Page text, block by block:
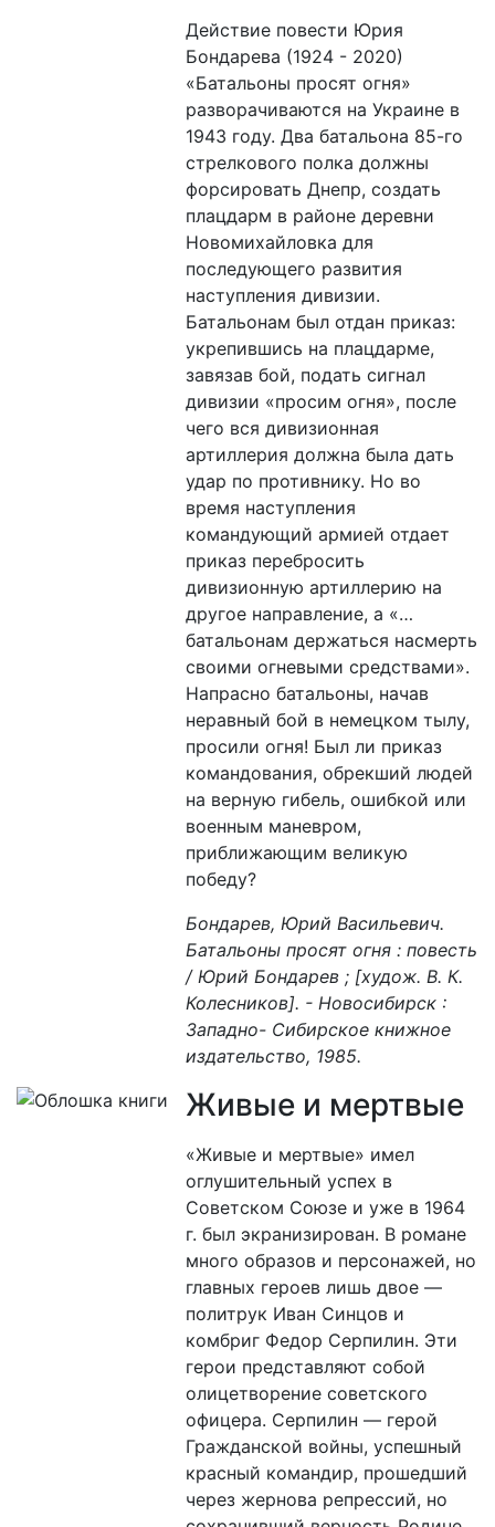
Действие повести Юрия
Бондарева (1924 - 2020)
«Батальоны просят огня»
разворачиваются на Украине в
1943 году. Два батальона 85-го
стрелкового полка должны
форсировать Днепр, создать
плацдарм в районе деревни
Новомихайловка для
последующего развития
наступления дивизии.
Батальонам был отдан приказ:
укрепившись на плацдарме,
завязав бой, подать сигнал
дивизии «просим огня», после
чего вся дивизионная
артиллерия должна была дать
удар по противнику. Но во
время наступления
командующий армией отдает
приказ перебросить
дивизионную артиллерию на
другое направление, а «…
батальонам держаться насмерть
своими огневыми средствами».
Напрасно батальоны, начав
неравный бой в немецком тылу,
просили огня! Был ли приказ
командования, обрекший людей
на верную гибель, ошибкой или
военным маневром,
приближающим великую
победу?
Бондарев, Юрий Васильевич.
Батальоны просят огня : повесть
/ Юрий Бондарев ; [худож. В. К.
Колесников]. - Новосибирск :
Западно- Сибирское книжное
издательство, 1985.
Живые и мертвые
«Живые и мертвые» имел
оглушительный успех в
Советском Союзе и уже в 1964
г. был экранизирован. В романе
много образов и персонажей, но
главных героев лишь двое —
политрук Иван Синцов и
комбриг Федор Серпилин. Эти
герои представляют собой
олицетворение советского
офицера. Серпилин — герой
Гражданской войны, успешный
красный командир, прошедший
через жернова репрессий, но